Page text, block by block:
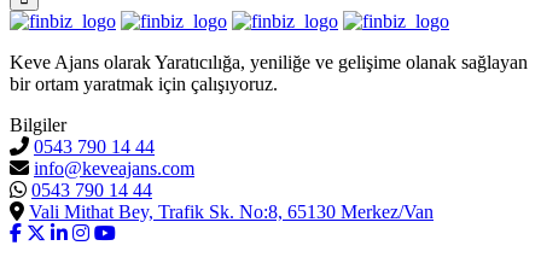
Keve Ajans olarak Yaratıcılığa, yeniliğe ve gelişime olanak sağlayan
bir ortam yaratmak için çalışıyoruz.
Bilgiler
0543 790 14 44
info@keveajans.com
0543 790 14 44
Vali Mithat Bey, Trafik Sk. No:8, 65130 Merkez/Van